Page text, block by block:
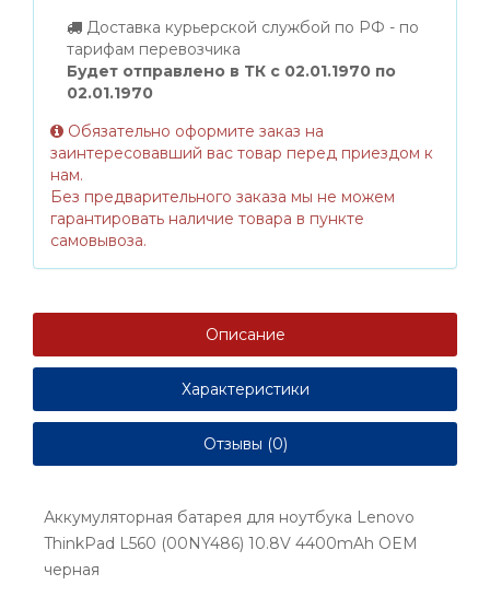
Доставка курьерской службой по РФ - по
тарифам перевозчика
Будет отправлено в ТК с 02.01.1970 по
02.01.1970
Обязательно оформите заказ на
заинтересовавший вас товар перед приездом к
нам.
Без предварительного заказа мы не можем
гарантировать наличие товара в пункте
самовывоза.
Описание
Характеристики
Отзывы (0)
Аккумуляторная батарея для ноутбука Lenovo
ThinkPad L560 (00NY486) 10.8V 4400mAh OEM
черная